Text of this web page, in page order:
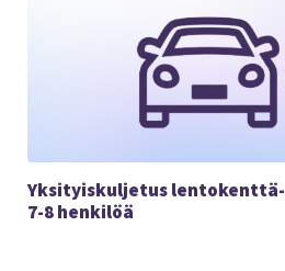
Yksityiskuljetus
7-8 henkilöä